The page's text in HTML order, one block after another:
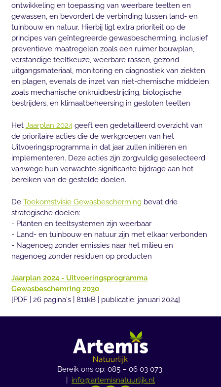
ontwikkeling en toepassing van weerbare teelten en
gewassen, en bevordert de verbinding tussen land- en
tuinbouw en natuur. Hierbij ligt extra prioriteit op de
principes van geïntegreerde gewasbescherming, inclusief
preventieve maatregelen zoals een ruimer bouwplan,
verstandige teeltkeuze, weerbare rassen, gezond
uitgangsmateriaal, monitoring en diagnostiek van ziekten
en plagen, evenals de inzet van niet-chemische middelen
zoals mechanische onkruidbestrijding, biologische
bestrijders, en klimaatbeheersing in gesloten teelten
Het Jaarplan 2024geeft een gedetailleerd overzicht van
de prioritaire acties die de werkgroepen van het
Uitvoeringsprogramma in dat jaar zullen initiëren en
implementeren. Deze acties zijn zorgvuldig geselecteerd
vanwege hun verwachte significante bijdrage aan het
bereiken van de gestelde doelen.
De Toekomstvisie Gewasbeschermingbevat drie
strategische doelen:
- Planten en teeltsystemen zijn weerbaar
- Land- en tuinbouw en natuur zijn met elkaar verbonden
- Nagenoeg zonder emissies naar het milieu en
nagenoeg zonder residuen op producten
Jaarplan 2024 - Uitvoeringsprogramma
Gewasbeschemring 2030
[PDF | 26 pagina's | 811kB | publicatie: januari 2024]
Bereik ons op: 085 – 06 03 073
info@artemisnatuurlijk.nl